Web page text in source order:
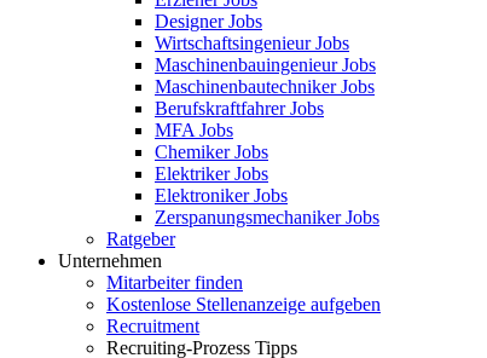
Designer Jobs
Wirtschaftsingenieur Jobs
Maschinenbauingenieur Jobs
Maschinenbautechniker Jobs
Berufskraftfahrer Jobs
MFA Jobs
Chemiker Jobs
Elektriker Jobs
Elektroniker Jobs
Zerspanungsmechaniker Jobs
Ratgeber
Unternehmen
Mitarbeiter finden
Kostenlose Stellenanzeige aufgeben
Recruitment
Recruiting-Prozess Tipps